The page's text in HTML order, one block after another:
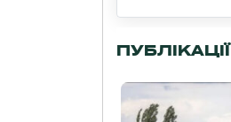
ПУБЛІКАЦІЇ